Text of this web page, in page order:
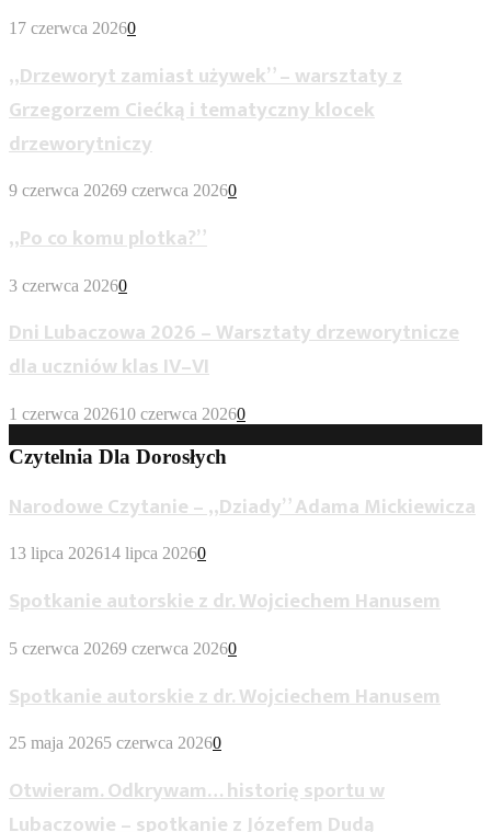
17 czerwca 20260
„Drzeworyt zamiast używek” – warsztaty z
Grzegorzem Ciećką i tematyczny klocek
drzeworytniczy
9 czerwca 20269 czerwca 20260
„Po co komu plotka?”
3 czerwca 20260
Dni Lubaczowa 2026 – Warsztaty drzeworytnicze
dla uczniów klas IV–VI
1 czerwca 202610 czerwca 20260
Czytelnia Dla Dorosłych
Narodowe Czytanie – „Dziady” Adama Mickiewicza
13 lipca 202614 lipca 20260
Spotkanie autorskie z dr. Wojciechem Hanusem
5 czerwca 20269 czerwca 20260
Spotkanie autorskie z dr. Wojciechem Hanusem
25 maja 20265 czerwca 20260
Otwieram. Odkrywam… historię sportu w
Lubaczowie – spotkanie z Józefem Dudą